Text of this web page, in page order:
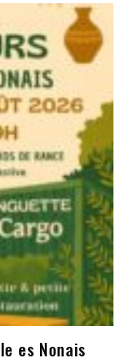
es Nonais